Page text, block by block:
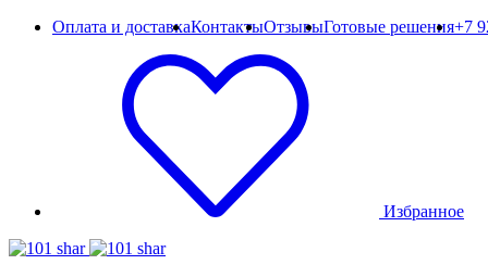
Оплата и доставкаКонтактыОтзывыГотовые решения+7
Избранное